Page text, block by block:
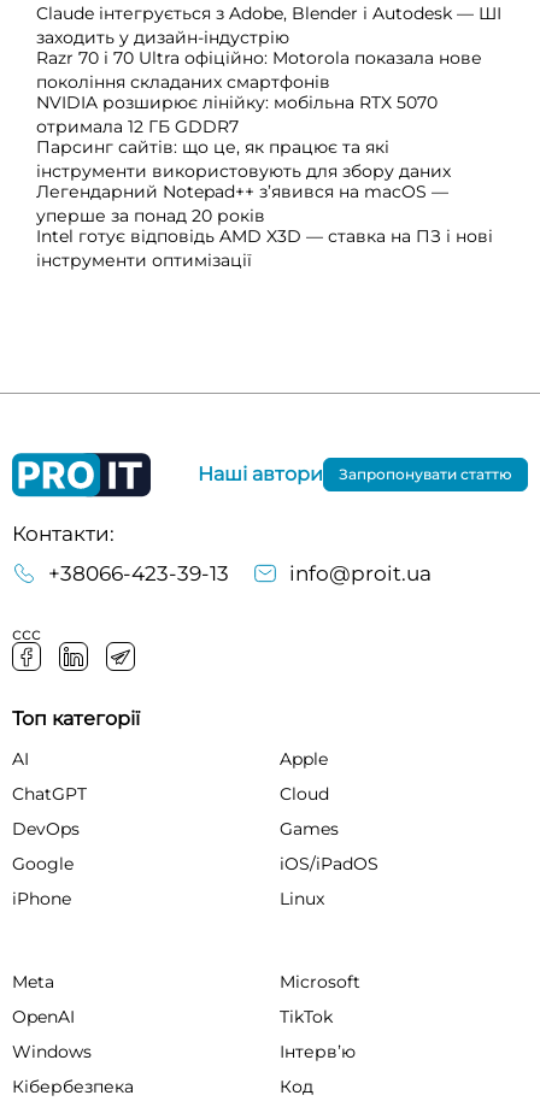
Claude інтегрується з Adobe, Blender і Autodesk — ШІ
заходить у дизайн-індустрію
Razr 70 і 70 Ultra офіційно: Motorola показала нове
покоління складаних смартфонів
NVIDIA розширює лінійку: мобільна RTX 5070
отримала 12 ГБ GDDR7
Парсинг сайтів: що це, як працює та які
інструменти використовують для збору даних
Легендарний Notepad++ з’явився на macOS —
уперше за понад 20 років
Intel готує відповідь AMD X3D — ставка на ПЗ і нові
інструменти оптимізації
Контакти:
+38066-423-39-13
info@proit.ua
ссс
Наші автори Запропонувати статтю
Топ категорії
AI
Apple
ChatGPT
Cloud
DevOps
Games
Google
iOS/iPadOS
iPhone
Linux
Meta
Microsoft
OpenAI
TikTok
Windows
Інтервʼю
Кібербезпека
Код